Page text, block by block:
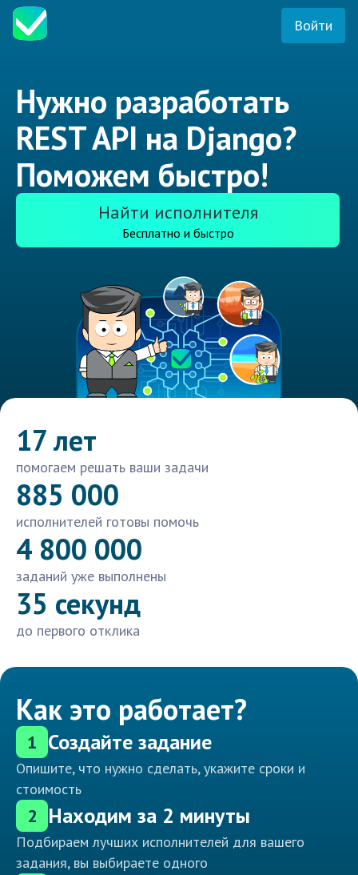
Войти
Нужно разработать
REST API на Django?
Поможем быстро!
Найти исполнителя
Бесплатно и быстро
17 лет
помогаем решать ваши задачи
885 000
исполнителей готовы помочь
4 800 000
заданий уже выполнены
35 секунд
до первого отклика
Как это работает?
1 Создайте задание
Опишите, что нужно сделать, укажите сроки и
стоимость
2 Находим за 2 минуты
Подбираем лучших исполнителей для вашего
задания, вы выбираете одного